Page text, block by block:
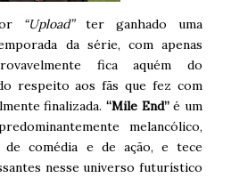
“Upload”ter ganhado uma
da série, com apenas
fica aquém do
respeito aos fãs que fez com
finalizada. “Mile End”é um
melancólico,
de comédia e de ação, e tece
nesse universo futurístico